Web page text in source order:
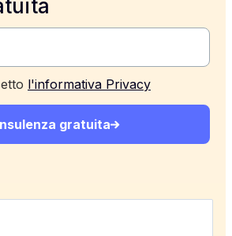
l'informativa Privacy
gratuita